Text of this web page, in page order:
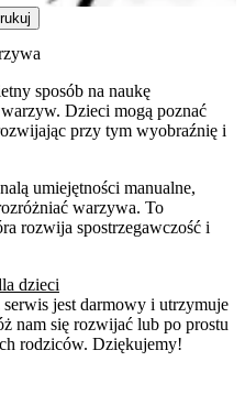
sposób na naukę
Dzieci mogą poznać
przy tym wyobraźnię i
umiejętności manualne,
warzywa. To
rozwija spostrzegawczość i
dzieci
serwis jest darmowy i utrzymuje
nam się rozwijać lub po prostu
rodziców. Dziękujemy!